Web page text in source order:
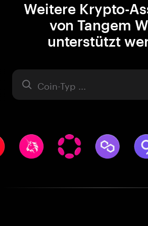
Weitere Krypto-
von Tangem
unterstützt
Asset